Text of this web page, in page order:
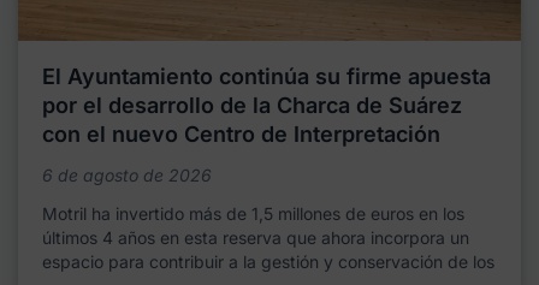
El Ayuntamiento continúa su firme apuesta
por el desarrollo de la Charca de Suárez
con el nuevo Centro de Interpretación
6 de agosto de 2026
Motril ha invertido más de 1,5 millones de euros en los
últimos 4 años en esta reserva que ahora incorpora un
espacio para contribuir a la gestión y conservación de los